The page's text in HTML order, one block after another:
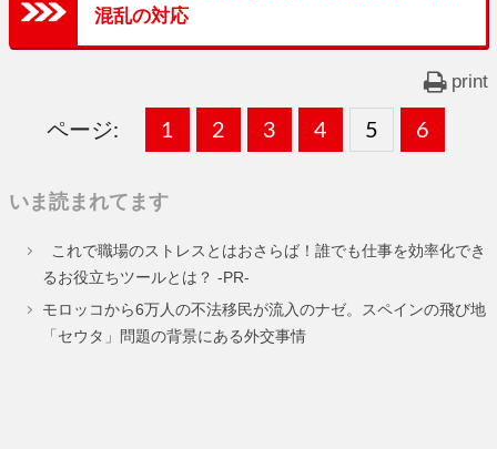
混乱の対応
print
ページ:
固
ー
ジ
1 ,
固
ー
ジ
2 ,
固
ー
ジ
3 ,
固
ー
ジ
4 ,
固
ー
ジ
5 ,
固
ー
ジ
6
いま読まれてます
これで職場のストレスとはおさらば！誰でも仕事を効率化でき
るお役立ちツールとは？ -PR-
モロッコから6万人の不法移民が流入のナゼ。スペインの飛び地
「セウタ」問題の背景にある外交事情